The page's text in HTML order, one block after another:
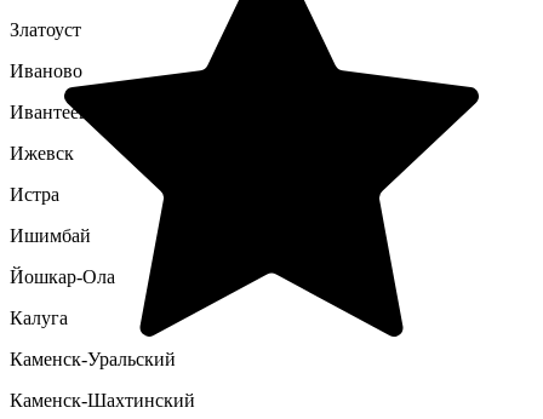
Златоуст
Иваново
Ивантеевка
Ижевск
Истра
Ишимбай
Йошкар-Ола
Калуга
Каменск-Уральский
Каменск-Шахтинский